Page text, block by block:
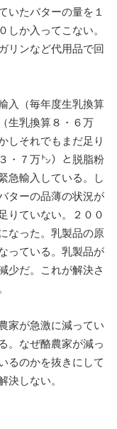
いたバターの量を１
しか入ってこない。
リンなど代用品で回
入（毎年度生乳換算
生乳換算８・６万
しそれでもまだ足り
・７万㌧）と脱脂粉
急輸入している。し
ターの品薄の状況が
りていない。２００
なった。乳製品の原
っている。乳製品が
少だ。これが解決さ
家が急激に減ってい
。なぜ酪農家が減っ
るのかを抜きにして
決しない。